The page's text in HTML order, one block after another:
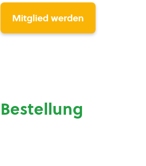
Mitglied werden
Bestellung